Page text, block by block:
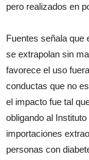
pero realizados en
Fuentes señala que
se extrapolan sin
favorece el uso
conductas que no
el impacto fue tal
obligando al
importaciones
personas con